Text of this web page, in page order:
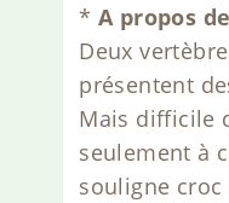
*A propos
Deux
présentent
Mais difficile
seulement à
souligne croc